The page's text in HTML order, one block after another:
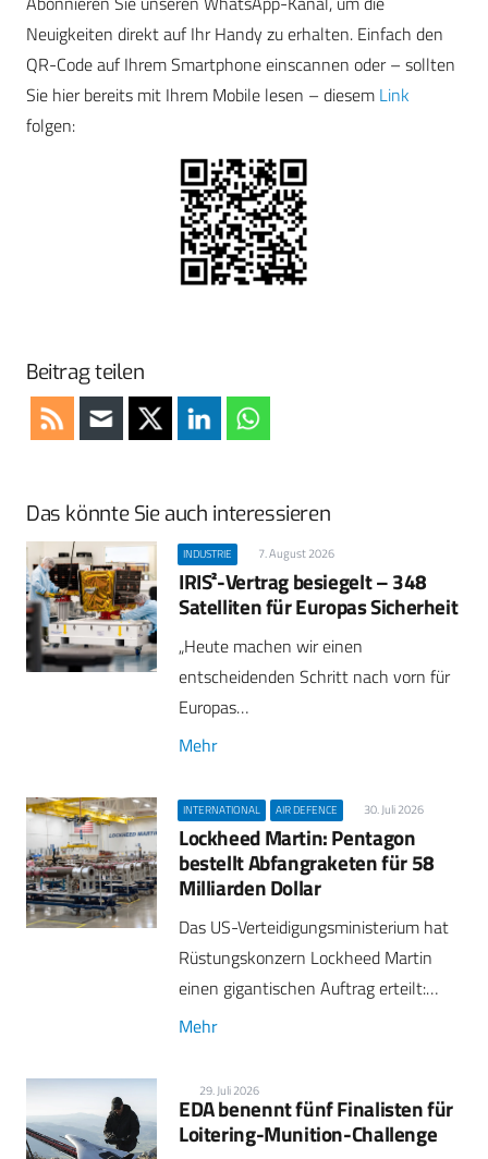
Neuigkeiten direkt auf Ihr Handy zu erhalten. Einfach den
QR-Code auf Ihrem Smartphone einscannen oder – sollten
Sie hier bereits mit Ihrem Mobile lesen – diesem Link
folgen:
Beitrag teilen
Das könnte Sie auch interessieren
INDUSTRIE 7. August 2026
IRIS²-Vertrag besiegelt – 348
Satelliten für Europas Sicherheit
„Heute machen wir einen
entscheidenden Schritt nach vorn für
Europas…
Mehr
INTERNATIONAL AIR DEFENCE 30. Juli 2026
Lockheed Martin: Pentagon
bestellt Abfangraketen für 58
Milliarden Dollar
Das US-Verteidigungsministerium hat
Rüstungskonzern Lockheed Martin
einen gigantischen Auftrag erteilt:…
Mehr
29. Juli 2026
EDA benennt fünf Finalisten für
Loitering-Munition-Challenge